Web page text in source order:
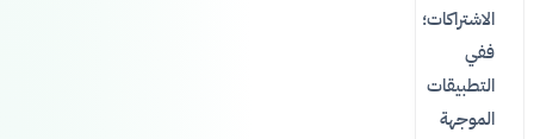
الاشتراكات؛
ففي
التطبيقات
الموجهة